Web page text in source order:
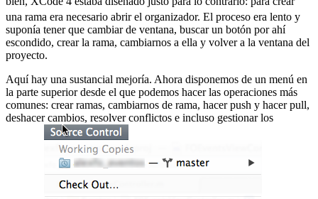
una rama era necesario abrir el organizador. El proceso era lento y
suponía tener que cambiar de ventana, buscar un botón por ahí
escondido, crear la rama, cambiarnos a ella y volver a la ventana del
proyecto.
Aquí hay una sustancial mejoría. Ahora disponemos de un menú en
la parte superior desde el que podemos hacer las operaciones más
comunes: crear ramas, cambiarnos de rama, hacer push y hacer pull,
deshacer cambios, resolver conflictos e incluso gestionar los